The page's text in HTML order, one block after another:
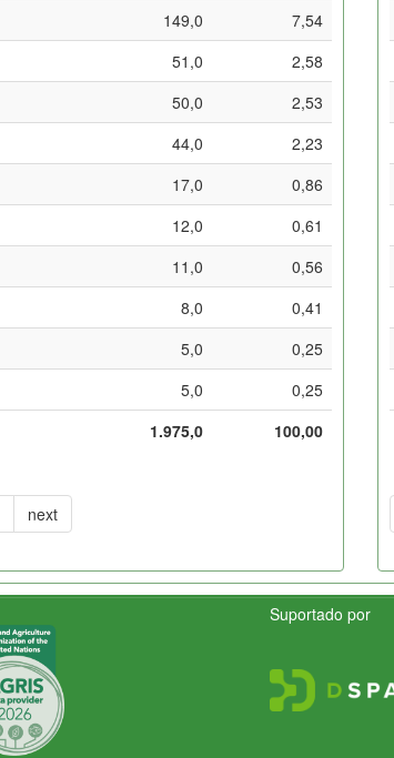
149,0
7,54
51,0
2,58
50,0
2,53
44,0
2,23
17,0
0,86
12,0
0,61
11,0
0,56
8,0
0,41
5,0
0,25
5,0
0,25
1.975,0
100,00
next
Suportado por